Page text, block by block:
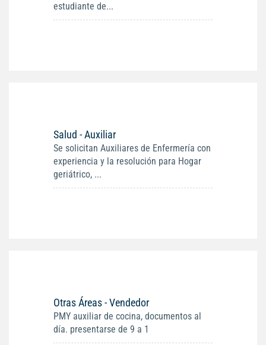
estudiante de...
Salud - Auxiliar
Se solicitan Auxiliares de Enfermería con
experiencia y la resolución para Hogar
geriátrico, ...
Otras Áreas - Vendedor
PMY auxiliar de cocina, documentos al
día. presentarse de 9 a 1